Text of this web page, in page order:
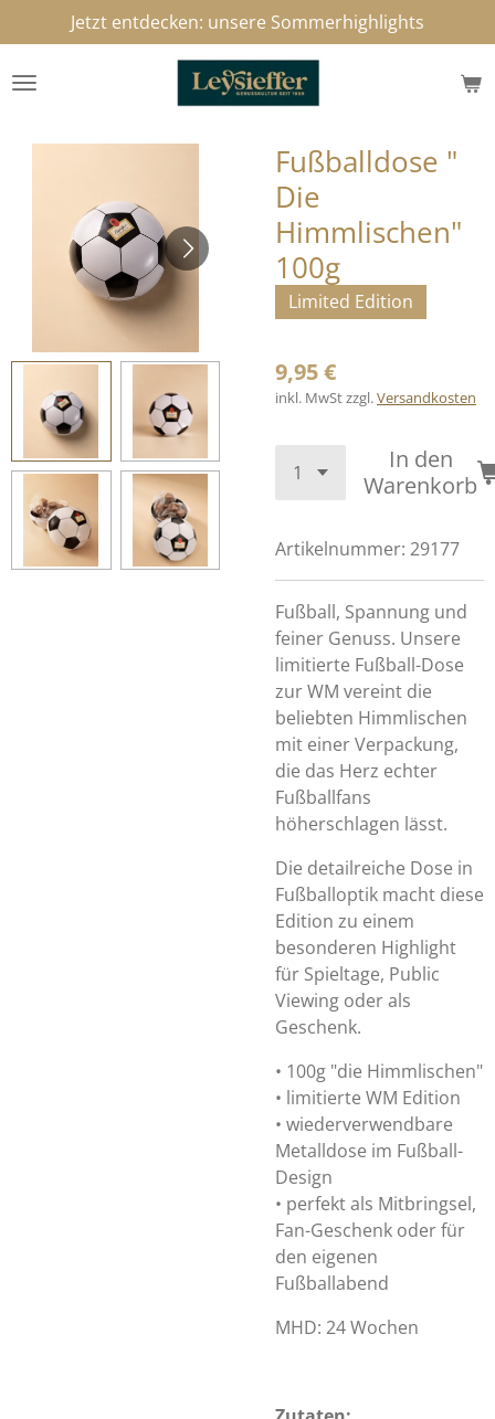
Hauptinhalt
springen
Jetzt entdecken: unsere Sommerhighlights
Fußballdose "
Die
Himmlischen"
100g
Limited Edition
9,95 €
inkl. MwSt zzgl.Versandkosten
In den
Warenkorb
Artikelnummer: 29177
Fußball, Spannung und
feiner Genuss. Unsere
limitierte Fußball-Dose
zur WM vereint die
beliebten Himmlischen
mit einer Verpackung,
die das Herz echter
Fußballfans
höherschlagen lässt.
Die detailreiche Dose in
Fußballoptik macht diese
Edition zu einem
besonderen Highlight
für Spieltage, Public
Viewing oder als
Geschenk.
• 100g "die Himmlischen"
• limitierte WM Edition
• wiederverwendbare
Metalldose im Fußball-
Design
• perfekt als Mitbringsel,
Fan-Geschenk oder für
den eigenen
Fußballabend
MHD: 24 Wochen